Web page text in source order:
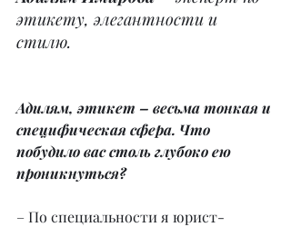
этикету, элегантности и
стилю.
Адилям, этикет – весьма тонкая и
специфическая сфера. Что
побудило вас столь глубоко ею
проникнуться?
– По специальности я юрист-